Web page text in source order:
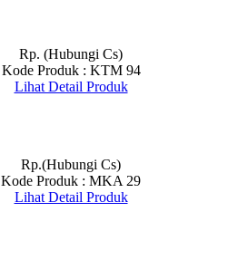
Rp. (Hubungi Cs)
Kode Produk : KTM 94
Lihat Detail Produk
Rp.(Hubungi Cs)
Kode Produk : MKA 29
Lihat Detail Produk